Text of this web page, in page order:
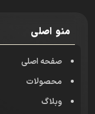
منو اصلی
صفحه اصلی
محصولات
وبلاگ